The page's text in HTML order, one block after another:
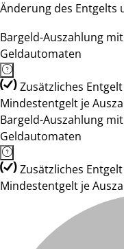
Änderung des Entgelts
Bargeld-Auszahlung
Geldautomaten
Zusätzliches
Mindestentgelt je
Bargeld-Auszahlung
Geldautomaten
Zusätzliches
Mindestentgelt je